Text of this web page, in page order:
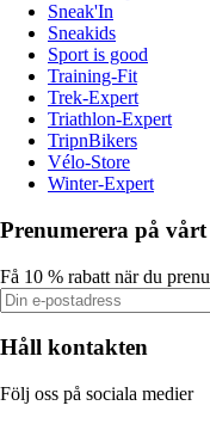
Sneak'In
Sneakids
Sport is good
Training-Fit
Trek-Expert
Triathlon-Expert
TripnBikers
Vélo-Store
Winter-Expert
Prenumerera på
Få 10 % rabatt när du
Håll kontakten
Följ oss på sociala medier